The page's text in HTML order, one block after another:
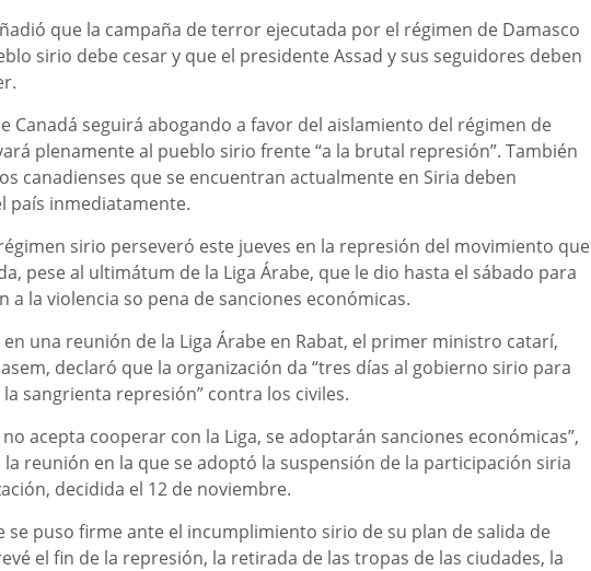
que la campaña de terror ejecutada por el régimen de Damasco
sirio debe cesar y que el presidente Assad y sus seguidores deben
Canadá seguirá abogando a favor del aislamiento del régimen de
plenamente al pueblo sirio frente “a la brutal represión”. También
canadienses que se encuentran actualmente en Siria deben
país inmediatamente.
sirio perseveró este jueves en la represión del movimiento que
pese al ultimátum de la Liga Árabe, que le dio hasta el sábado para
a la violencia so pena de sanciones económicas.
en una reunión de la Liga Árabe en Rabat, el primer ministro catarí,
declaró que la organización da “tres días al gobierno sirio para
sangrienta represión” contra los civiles.
no acepta cooperar con la Liga, se adoptarán sanciones económicas”,
reunión en la que se adoptó la suspensión de la participación siria
decidida el 12 de noviembre.
se puso firme ante el incumplimiento sirio de su plan de salida de
el fin de la represión, la retirada de las tropas de las ciudades, la